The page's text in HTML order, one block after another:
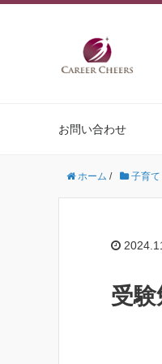
お問い合わせ
ホーム / 子育
受